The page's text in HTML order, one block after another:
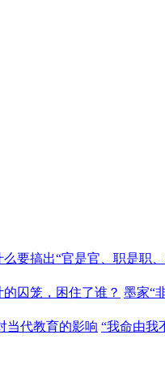
么要搞出“官是官、职是职
囚笼，困住了谁？ 墨家“
当代教育的影响 “我命由我